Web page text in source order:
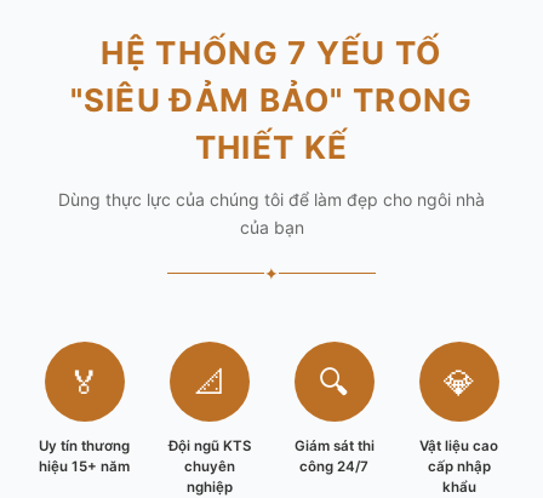
HỆ THỐNG 7 YẾU TỐ
"SIÊU ĐẢM BẢO" TRONG
THIẾT KẾ
Dùng thực lực của chúng tôi để làm đẹp cho ngôi nhà
của bạn
✦
🏅
Uy tín thương
hiệu 15+ năm
📐
Đội ngũ KTS
chuyên
nghiệp
🔍
Giám sát thi
công 24/7
💎
Vật liệu cao
cấp nhập
khẩu